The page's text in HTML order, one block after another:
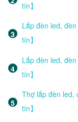
tín】
Lắp đèn led,
tín】
Lắp đèn led,
tín】
Thợ lắp đèn led,
tín】